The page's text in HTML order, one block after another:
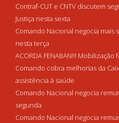
Contraf-CUT e CNTV discutem
Justiça nesta sexta
Comando Nacional negocia mais
nesta terça
ACORDA FENABAN!!!
Comando cobra melhorias da
assistência à saúde
Comando Nacional negocia
segunda
Comando Nacional negocia